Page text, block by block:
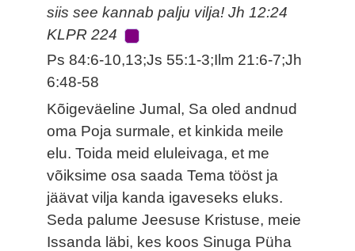
siis see kannab palju vilja! Jh 12:24
KLPR 224
Ps 84:6-10,13;Js 55:1-3;Ilm 21:6-7;Jh
6:48-58
Kõigeväeline Jumal, Sa oled andnud
oma Poja surmale, et kinkida meile
elu. Toida meid eluleivaga, et me
võiksime osa saada Tema tööst ja
jäävat vilja kanda igaveseks eluks.
Seda palume Jeesuse Kristuse, meie
Issanda läbi, kes koos Sinuga Püha